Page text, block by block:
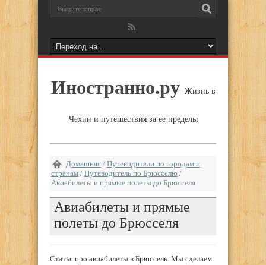
Иностранно.ру Жизнь в
Чехии и путешествия за ее пределы
Домашняя / Путеводители по городам и
странам / Путеводитель по Брюсселю /
Авиабилеты и прямые полеты до Брюсселя
Авиабилеты и прямые
полеты до Брюсселя
Статья про авиабилеты в Брюссель. Мы сделаем